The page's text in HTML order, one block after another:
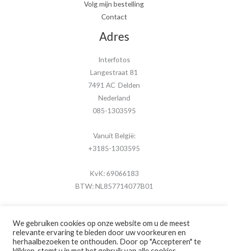
Volg mijn bestelling
Contact
Adres
Interfotos
Langestraat 81
7491 AC Delden
Nederland
085-1303595
Vanuit België:
+3185-1303595
KvK: 69066183
BTW: NL857714077B01
We gebruiken cookies op onze website om u de meest
relevante ervaring te bieden door uw voorkeuren en
herhaalbezoeken te onthouden. Door op "Accepteren" te